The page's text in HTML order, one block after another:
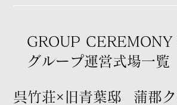
GROUP
グループ運営式場一覧
​呉竹荘×旧青葉邸
蒲郡